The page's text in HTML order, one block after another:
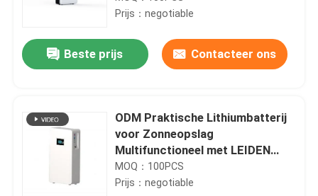
Prijs：negotiable
Beste prijs Contacteer ons
ODM Praktische Lithiumbatterij
voor Zonneopslag
Multifunctioneel met LEIDEN
Licht
MOQ：100PCS
Prijs：negotiable